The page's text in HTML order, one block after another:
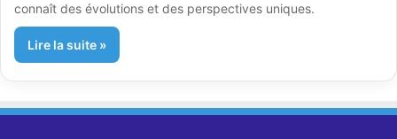
connaît des évolutions et des perspectives uniques.
Lire la suite »